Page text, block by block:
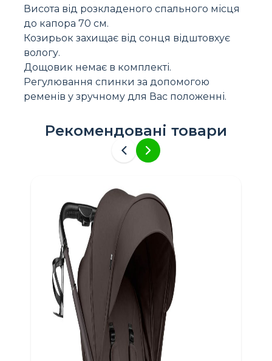
Висота від розкладеного спального місця
до капора 70 см.
Козирьок захищає від сонця відштовхує
вологу.
Дощовик немає в комплекті.
Регулювання спинки за допомогою
ременів у зручному для Вас положенні.
Рекомендовані товари